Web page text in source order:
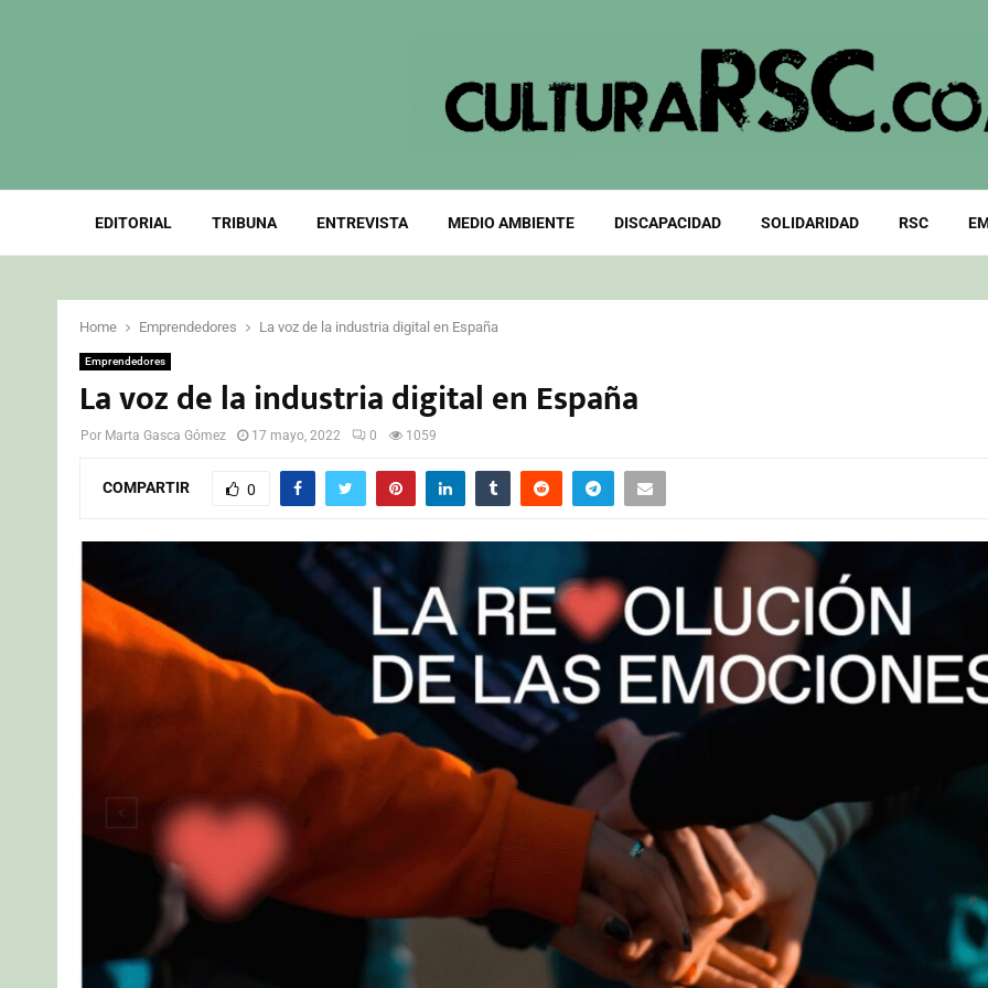
EDITORIAL TRIBUNA ENTREVISTA MEDIO AMBIENTE DISCAPACIDAD SOLIDARIDAD RSC
Home Emprendedores La voz de la industria digital en España
Emprendedores
La voz de la industria digital en España
Por Marta Gasca Gómez 17 mayo, 2022 0 1059
COMPARTIR 0